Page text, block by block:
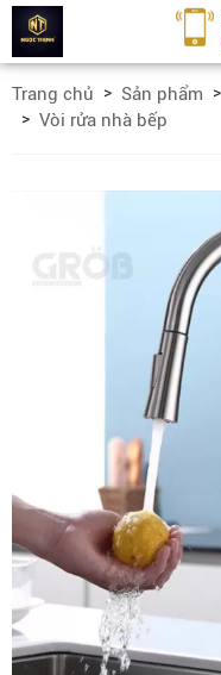
Trang chủ Sản phẩm
Vòi rửa nhà bếp